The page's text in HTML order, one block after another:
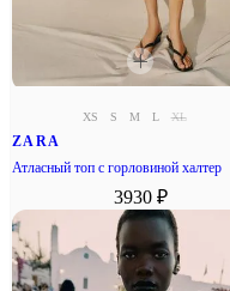
XS S M L XL
ZARA
Атласный топ с горловиной халтер
3930 ₽